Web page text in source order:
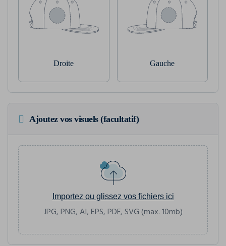
Droite Gauche
Ajoutez vos visuels (facultatif)
Importez ou glissez vos fichiers ici
JPG, PNG, AI, EPS, PDF, SVG (max. 10mb)